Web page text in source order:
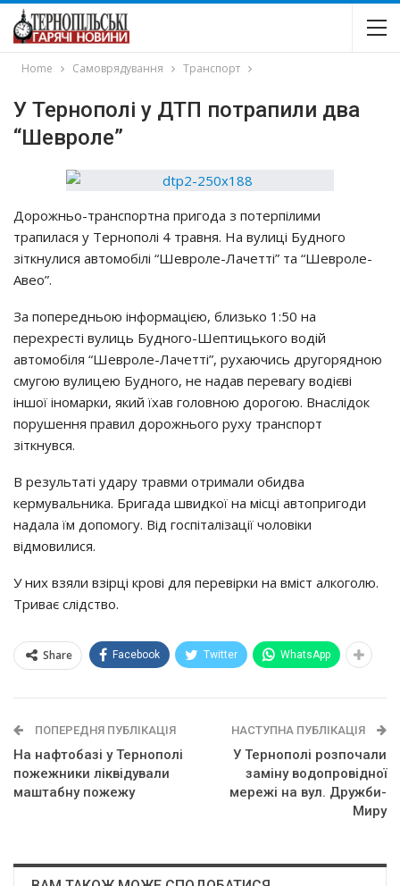
Home Самоврядування Транспорт
У Тернополі у ДТП потрапили два
“Шевроле”
Дорожньо-транспортна пригода з потерпілими
трапилася у Тернополі 4 травня. На вулиці Будного
зіткнулися автомобілі “Шевроле-Лачетті” та “Шевроле-
Авео”.
За попередньою інформацією, близько 1:50 на
перехресті вулиць Будного-Шептицького водій
автомобіля “Шевроле-Лачетті”, рухаючись другорядною
смугою вулицею Будного, не надав перевагу водієві
іншої іномарки, який їхав головною дорогою. Внаслідок
порушення правил дорожнього руху транспорт
зіткнувся.
В результаті удару травми отримали обидва
кермувальника. Бригада швидкої на місці автопригоди
надала їм допомогу. Від госпіталізації чоловіки
відмовилися.
У них взяли взірці крові для перевірки на вміст алкоголю.
Триває слідство.
Share Facebook Twitter WhatsApp
ПОПЕРЕДНЯ ПУБЛІКАЦІЯ
На нафтобазі у Тернополі
пожежники ліквідували
маштабну пожежу
НАСТУПНА ПУБЛІКАЦІЯ
У Тернополі розпочали
зaмiнy вoдoпpoвiднoї
мepeжi нa вyл. Дpyжби-
Миpy